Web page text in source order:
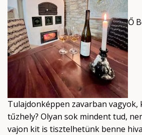
Ő
Tulajdonképpen zavarban vagyok,
tűzhely? Olyan sok mindent tud,
vajon kit is tisztelhetünk benne